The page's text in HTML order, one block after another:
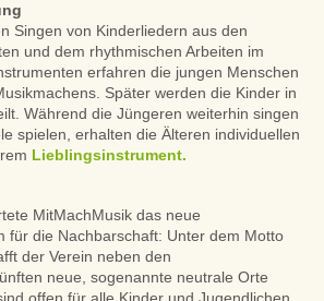
Singen von Kinderliedern aus den
und dem rhythmischen Arbeiten im
erfahren die jungen Menschen
Später werden die Kinder in
Während die Jüngeren weiterhin singen
spielen, erhalten die Älteren individuellen
Lieblingsinstrument.
MitMachMusik das neue
für die Nachbarschaft: Unter dem Motto
der Verein neben den
neue, sogenannte neutrale Orte